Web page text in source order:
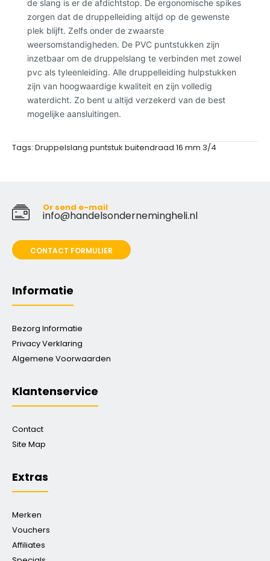
de slang is er de afdichtstop. De ergonomische spikes
zorgen dat de druppelleiding altijd op de gewenste
plek blijft. Zelfs onder de zwaarste
weersomstandigheden. De PVC puntstukken zijn
inzetbaar om de druppelslang te verbinden met zowel
pvc als tyleenleiding. Alle druppelleiding hulpstukken
zijn van hoogwaardige kwaliteit en zijn volledig
waterdicht. Zo bent u altijd verzekerd van de best
mogelijke aansluitingen.
Tags: Druppelslang puntstuk buitendraad 16 mm 3/4
Or send e-mail
info@handelsondernemingheli.nl
CONTACT FORMULIER
Informatie
Bezorg Informatie
Privacy Verklaring
Algemene Voorwaarden
Klantenservice
Contact
Site Map
Extras
Merken
Vouchers
Affiliates